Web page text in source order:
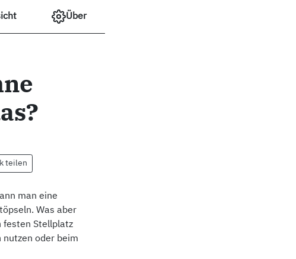
Über
teilen
man eine
Was aber
festen Stellplatz
nutzen oder beim